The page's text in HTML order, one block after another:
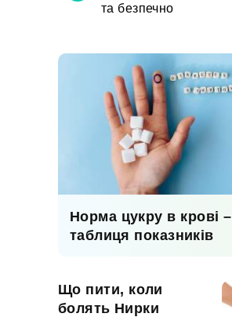
та безпечно
Норма цукру в крові –
таблиця показників
Що пити, коли
болять Нирки